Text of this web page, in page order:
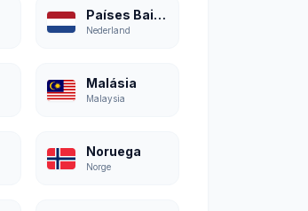
Países Baixos
Nederland
Malásia
Malaysia
Noruega
Norge